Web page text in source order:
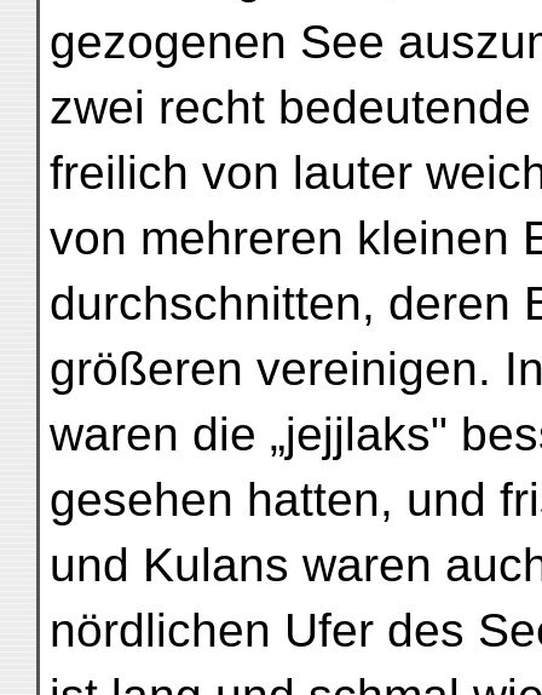
gezogenen See
zwei recht
freilich von lauter
von mehreren kleinen
durchschnitten, deren
größeren vereinigen.
waren die „jejjlaks"
gesehen hatten, und
und Kulans waren
nördlichen Ufer des